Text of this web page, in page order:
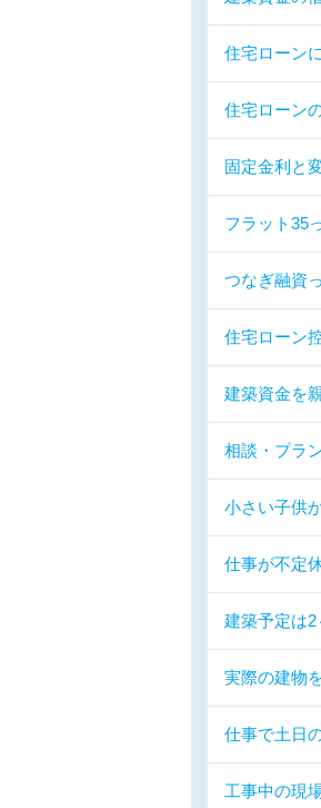
住宅ローン
住宅ローン
固定金利と
フラット35
つなぎ融資
住宅ローン
建築資金を
相談・プラ
小さい子供
仕事が不定
建築予定は
実際の建物
仕事で土日
工事中の現